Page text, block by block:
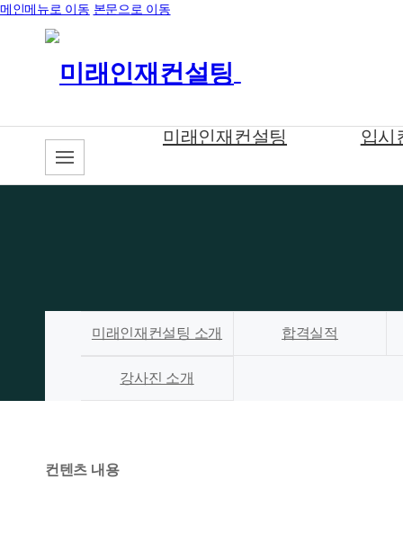
메인메뉴로 이동 본문으로 이동
미래인재컨설팅 소개 합격실적
강사진 소개
컨텐츠 내용
미래인재컨설팅 입시